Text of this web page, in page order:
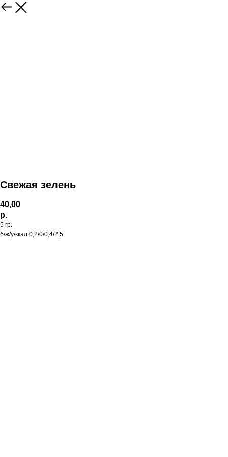
Свежая зелень
40,00
р.
5 гр.
б/ж/у/ккал 0,2/0/0,4/2,5